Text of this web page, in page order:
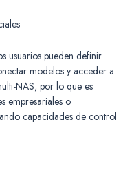
usuarios pueden definir
modelos y acceder a
NAS, por lo que es
empresariales o
capacidades de control